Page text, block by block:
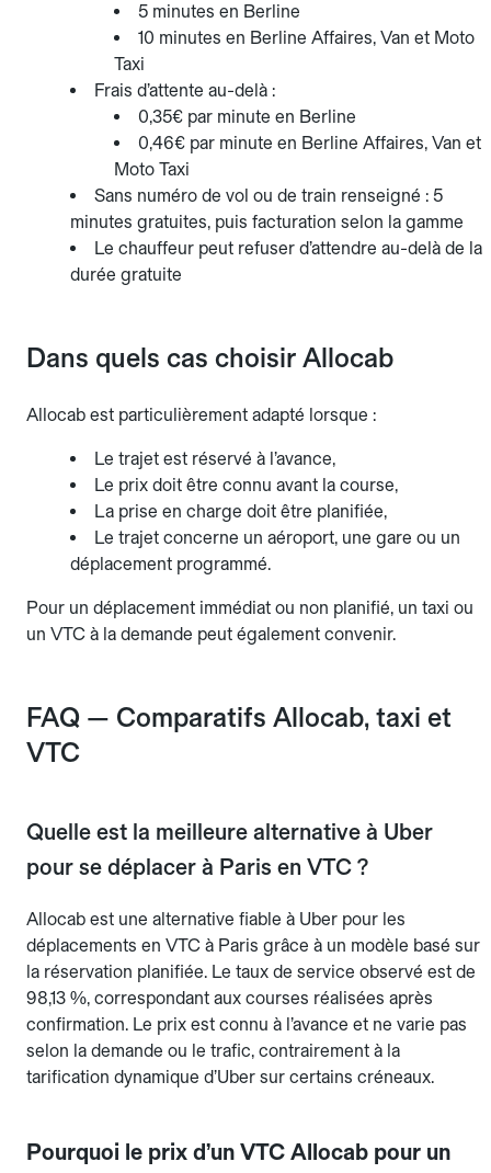
5 minutes en Berline
10 minutes en Berline Affaires, Van et Moto
Taxi
Frais d’attente au-delà :
0,35€ par minute en Berline
0,46€ par minute en Berline Affaires, Van et
Moto Taxi
Sans numéro de vol ou de train renseigné : 5
minutes gratuites, puis facturation selon la gamme
Le chauffeur peut refuser d’attendre au-delà de la
durée gratuite
Dans quels cas choisir Allocab
Allocab est particulièrement adapté lorsque :
Le trajet est réservé à l’avance,
Le prix doit être connu avant la course,
La prise en charge doit être planifiée,
Le trajet concerne un aéroport, une gare ou un
déplacement programmé.
Pour un déplacement immédiat ou non planifié, un taxi ou
un VTC à la demande peut également convenir.
FAQ — Comparatifs Allocab, taxi et
VTC
Quelle est la meilleure alternative à Uber
pour se déplacer à Paris en VTC ?
Allocab est une alternative fiable à Uber pour les
déplacements en VTC à Paris grâce à un modèle basé sur
la réservation planifiée. Le taux de service observé est de
98,13 %, correspondant aux courses réalisées après
confirmation. Le prix est connu à l’avance et ne varie pas
selon la demande ou le trafic, contrairement à la
tarification dynamique d’Uber sur certains créneaux.
Pourquoi le prix d’un VTC Allocab pour un